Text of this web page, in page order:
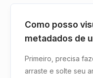
Como posso
metadados de
Primeiro, precisa
arraste e solte seu